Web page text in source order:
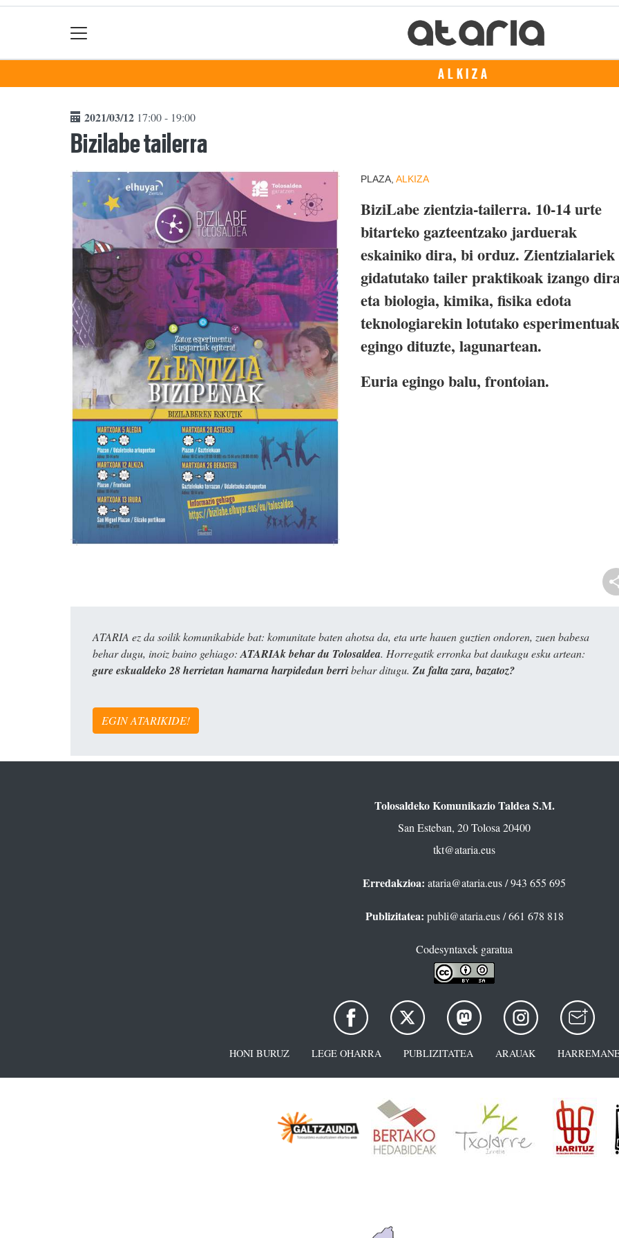
ALKIZA
2021/03/12 17:00 - 19:00
Bizilabe tailerra
PLAZA, ALKIZA
BiziLabe zientzia-tailerra. 10-14 urte
bitarteko gazteentzako jarduerak
eskainiko dira, bi orduz. Zientzialariek
gidatutako tailer praktikoak izango
eta biologia, kimika, fisika edota
teknologiarekin lotutako esperimentuak
egingo dituzte, lagunartean.
Euria egingo balu, frontoian.
ATARIA ez da soilik komunikabide bat: komunitate baten ahotsa da, eta urte hauen guztien ondoren, zuen babesa
behar dugu, inoiz baino gehiago: ATARIAk behar du Tolosaldea. Horregatik erronka bat daukagu esku artean:
gure eskualdeko 28 herrietan hamarna harpidedun berribehar ditugu. Zu falta zara, bazatoz?
EGIN ATARIKIDE!
Tolosaldeko Komunikazio Taldea S.M.
San Esteban, 20 Tolosa 20400
tkt@ataria.eus
Erredakzioa: ataria@ataria.eus/ 943 655 695
Publizitatea: publi@ataria.eus/ 661 678 818
Codesyntaxek garatua
HONI BURUZ LEGE OHARRA PUBLIZITATEA ARAUAK